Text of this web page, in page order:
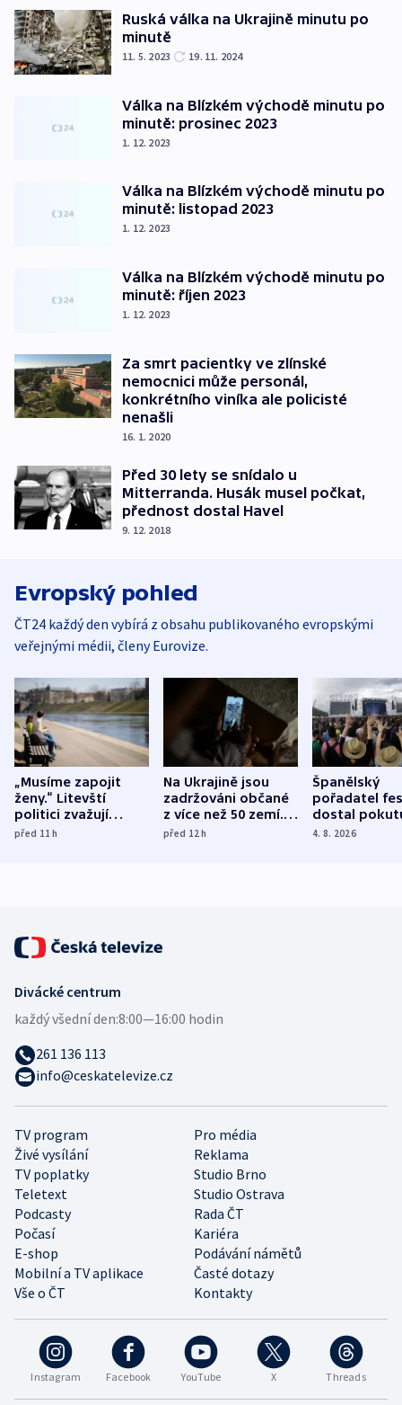
Ruská válka na Ukrajině minutu po
minutě
11. 5. 2023 19. 11. 2024
Válka na Blízkém východě minutu po
minutě: prosinec 2023
1. 12. 2023
Válka na Blízkém východě minutu po
minutě: listopad 2023
1. 12. 2023
Válka na Blízkém východě minutu po
minutě: říjen 2023
1. 12. 2023
Za smrt pacientky ve zlínské
nemocnici může personál,
konkrétního viníka ale policisté
nenašli
16. 1. 2020
Před 30 lety se snídalo u
Mitterranda. Husák musel počkat,
přednost dostal Havel
9. 12. 2018
Evropský pohled
ČT24 každý den vybírá z obsahu publikovaného evropskými
veřejnými médii, členy Eurovize.
„Musíme zapojit
ženy.“ Litevští
politici zvažují
dohodu o
před 11h
Na Ukrajině jsou
zadržováni občané
z více než 50 zemí.
Bojovali na straně
před 12h
Španělský
pořadatel
dostal
nekalé
4. 8. 2026
Instagram Facebook YouTube X Threads
TV program
Pro média
Živé vysílání
Reklama
TV poplatky
Studio Brno
Teletext
Studio Ostrava
Podcasty
Rada ČT
Počasí
Kariéra
E-shop
Podávání námětů
Mobilní a TV aplikace
Časté dotazy
Vše o ČT
Kontakty
Divácké centrum
každý všední den:8:00—16:00 hodin
261 136 113
info@ceskatelevize.cz